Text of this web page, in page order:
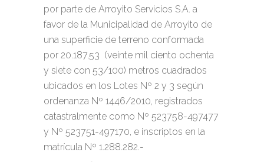
por parte de Arroyito Servicios S.A. a
favor de la Municipalidad de Arroyito de
una superficie de terreno conformada
por 20.187,53 (veinte mil ciento ochenta
y siete con 53/100) metros cuadrados
ubicados en los Lotes Nº 2 y 3 según
ordenanza Nº 1446/2010, registrados
catastralmente como Nº 523758-497477
y Nº 523751-497170, e inscriptos en la
matrícula Nº 1.288.282.-